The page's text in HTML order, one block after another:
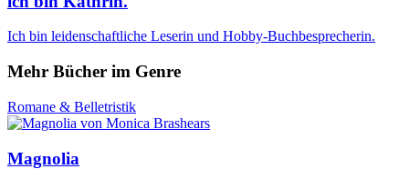
Ich bin leidenschaftliche Leserin und Hobby-Buchbesprecherin.
Mehr Bücher im Genre
Romane & Belletristik
Magnolia